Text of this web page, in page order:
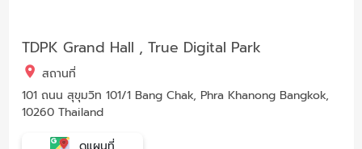
TDPK Grand Hall , True Digital Park
สถานที่
101 ถนน สุขุมวิท 101/1 Bang Chak, Phra Khanong Bangkok,
10260 Thailand